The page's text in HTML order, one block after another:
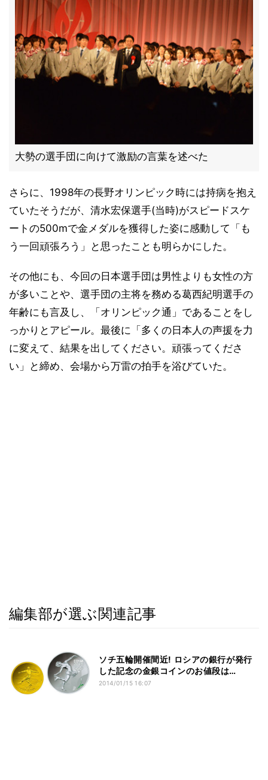
大勢の選手団に向けて激励の言葉を述べた
さらに、1998年の長野オリンピック時には持病を抱え
ていたそうだが、清水宏保選手(当時)がスピードスケ
ートの500mで金メダルを獲得した姿に感動して「も
う一回頑張ろう」と思ったことも明らかにした。
その他にも、今回の日本選手団は男性よりも女性の方
が多いことや、選手団の主将を務める葛西紀明選手の
年齢にも言及し、「オリンピック通」であることをし
っかりとアピール。最後に「多くの日本人の声援を力
に変えて、結果を出してください。頑張ってくださ
い」と締め、会場から万雷の拍手を浴びていた。
編集部が選ぶ関連記事
ソチ五輪開催間近! ロシアの銀行が発行
した記念の金銀コインのお値段は…
2014/01/15 16:07